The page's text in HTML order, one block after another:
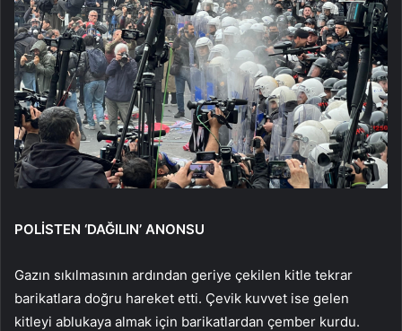
POLİSTEN ‘DAĞILIN’ ANONSU
Gazın sıkılmasının ardından geriye çekilen kitle tekrar
barikatlara doğru hareket etti. Çevik kuvvet ise gelen
kitleyi ablukaya almak için barikatlardan çember kurdu.